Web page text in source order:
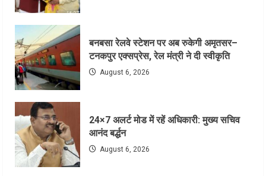
बनबसा रेलवे स्टेशन पर अब रुकेगी अमृतसर–
टनकपुर एक्सप्रेस, रेल मंत्री ने दी स्वीकृति
August 6, 2026
24×7 अलर्ट मोड में रहें अधिकारी: मुख्य सचिव
आनंद बर्द्धन
August 6, 2026